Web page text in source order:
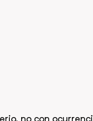
no con